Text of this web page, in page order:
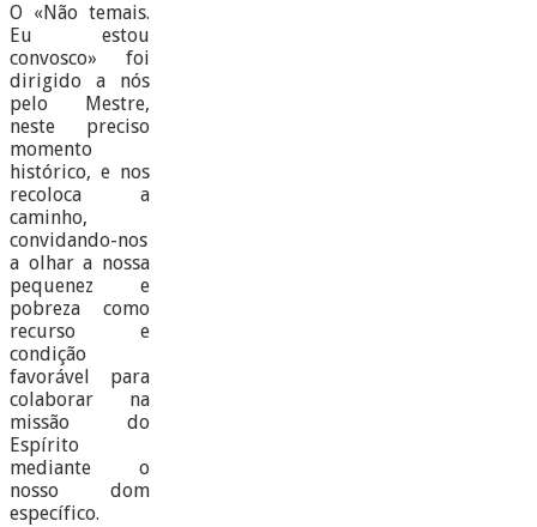
O «Não temais.
Eu estou
convosco» foi
dirigido a nós
pelo Mestre,
neste preciso
momento
histórico, e nos
recoloca a
caminho,
convidando-nos
a olhar a nossa
pequenez e
pobreza como
recurso e
condição
favorável para
colaborar na
missão do
Espírito
mediante o
nosso dom
específico.